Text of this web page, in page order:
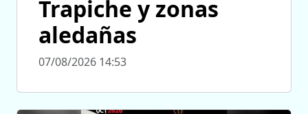
Trapiche y zonas
aledañas
07/08/2026 14:53